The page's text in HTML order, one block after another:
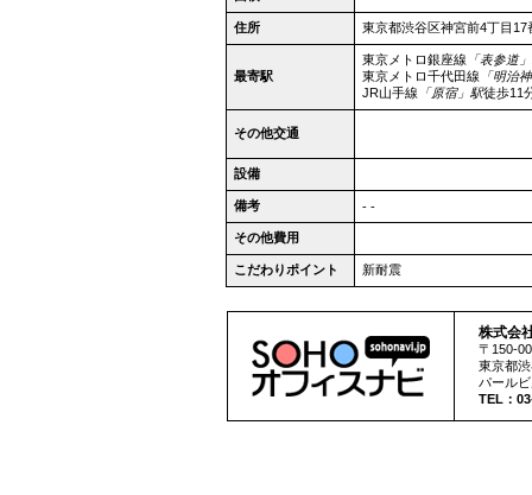
住所 東京都渋谷区神宮前4丁目17
最寄駅
東京メトロ銀座線 「表参道
東京メトロ千代田線 「明治
JR山手線 「原宿」駅徒歩11
その他交通
設備
備考 - -
その他費用
こだわりポイント 新耐震
株式会
〒150-
東京都
パール
TEL：